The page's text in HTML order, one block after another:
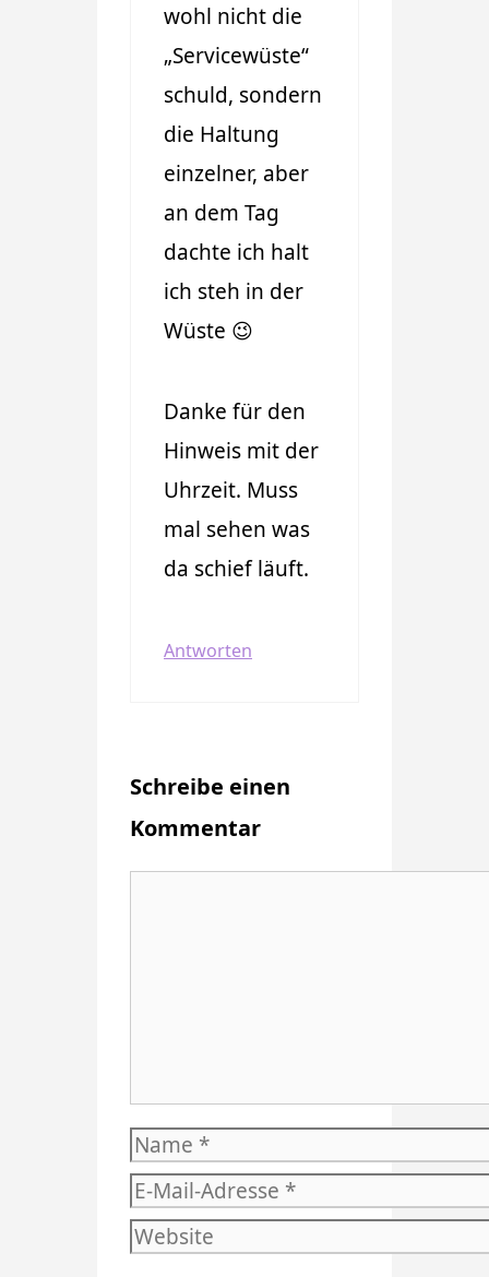
wohl nicht die
„Servicewüste“
schuld, sondern
die Haltung
einzelner, aber
an dem Tag
dachte ich halt
ich steh in der
Wüste 😉
Danke für den
Hinweis mit der
Uhrzeit. Muss
mal sehen was
da schief läuft.
Antworten
Schreibe einen
Kommentar
Name
E-
Mail-
Website